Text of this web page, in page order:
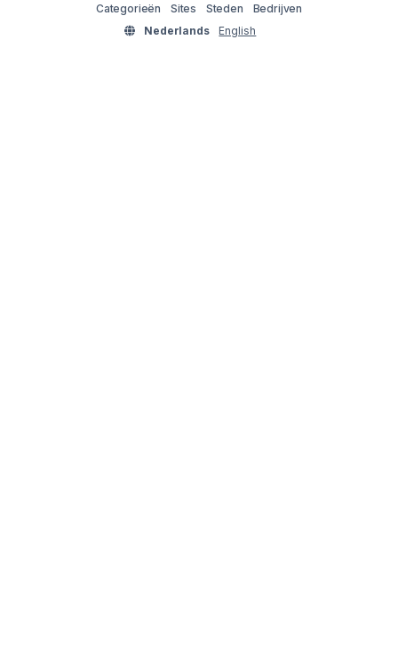
Categorieën
Sites Steden
Bedrijven
Nederlands
English